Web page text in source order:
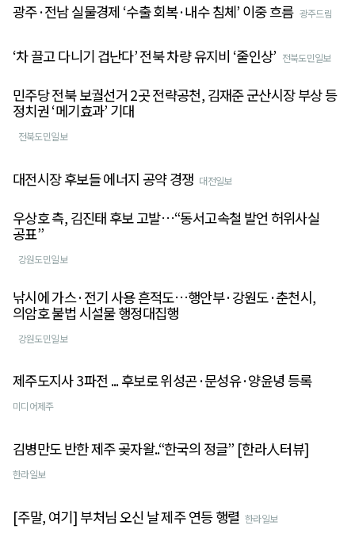
광주·전남 실물경제 ‘수출 회복·내수 침체’ 이중 흐름 광주드림
‘차 끌고 다니기 겁난다’ 전북 차량 유지비 ‘줄인상’ 전북도민일보
민주당 전북 보궐선거 2곳 전략공천, 김재준 군산시장 부상 등
정치권 ‘메기효과’ 기대
전북도민일보
대전시장 후보들 에너지 공약 경쟁 대전일보
우상호 측, 김진태 후보 고발…“동서고속철 발언 허위사실
공표”
강원도민일보
낚시에 가스·전기 사용 흔적도…행안부·강원도·춘천시,
의암호 불법 시설물 행정대집행
강원도민일보
제주도지사 3파전 ... 후보로 위성곤·문성유·양윤녕 등록
미디어제주
김병만도 반한 제주 곶자왈..“한국의 정글” [한라人터뷰]
한라일보
[주말, 여기] 부처님 오신 날 제주 연등 행렬 한라일보